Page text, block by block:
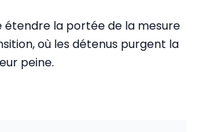
étendre la portée de la mesure
où les détenus purgent la
peine.